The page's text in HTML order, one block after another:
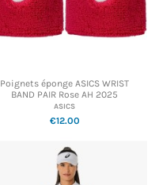
Poignets éponge ASICS WRIST
BAND PAIR Rose AH 2025
ASICS
€12.00